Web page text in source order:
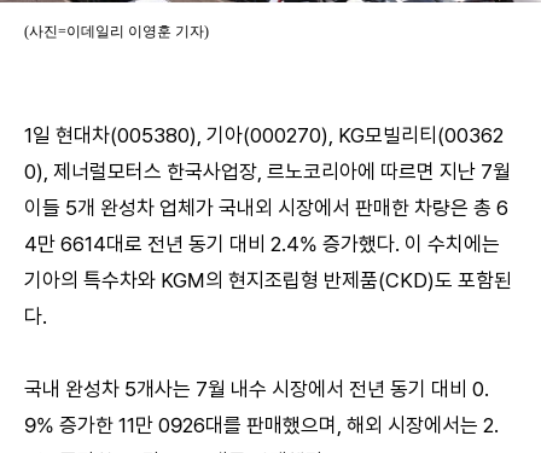
(사진=이데일리 이영훈 기자)
1일 현대차(005380), 기아(000270), KG모빌리티(00362
0), 제너럴모터스 한국사업장, 르노코리아에 따르면 지난 7월
이들 5개 완성차 업체가 국내외 시장에서 판매한 차량은 총 6
4만 6614대로 전년 동기 대비 2.4% 증가했다. 이 수치에는
기아의 특수차와 KGM의 현지조립형 반제품(CKD)도 포함된
다.
국내 완성차 5개사는 7월 내수 시장에서 전년 동기 대비 0.
9% 증가한 11만 0926대를 판매했으며, 해외 시장에서는 2.